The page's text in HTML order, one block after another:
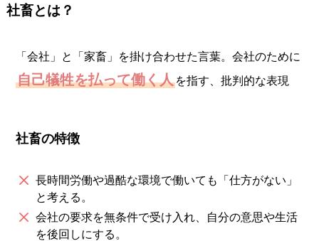
社畜とは？
「会社」と「家畜」を掛け合わせた言葉。会社のために
自己犠牲を払って働く人 を指す、批判的な表現
社畜の特徴
長時間労働や過酷な環境で働いても「仕方がない」
と考える。
会社の要求を無条件で受け入れ、自分の意思や生活
を後回しにする。